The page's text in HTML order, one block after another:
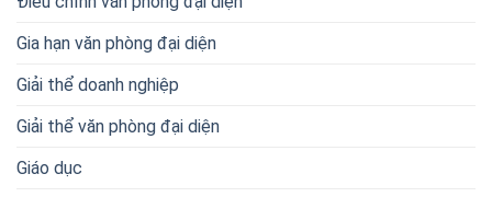
Gia hạn văn phòng đại diện
Giải thể doanh nghiệp
Giải thể văn phòng đại diện
Giáo dục